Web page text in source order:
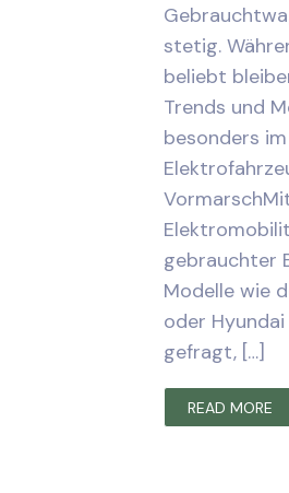
stetig.
beliebt
Trends und
besonders im
gebrauchter
Modelle wie
oder
gefragt, […]
READ MORE